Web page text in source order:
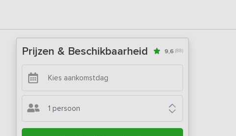
Prijzen & Beschikbaarheid 9,6 (88)
1 persoon